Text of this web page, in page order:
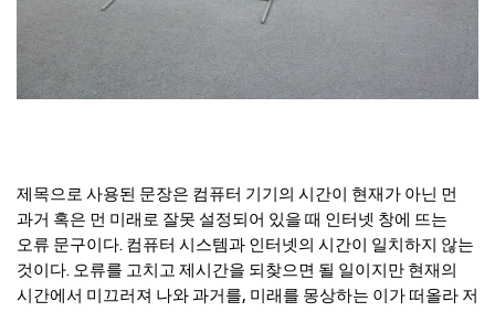
제목으로 사용된 문장은 컴퓨터 기기의 시간이 현재가 아닌 먼
과거 혹은 먼 미래로 잘못 설정되어 있을 때 인터넷 창에 뜨는
오류 문구이다. 컴퓨터 시스템과 인터넷의 시간이 일치하지 않는
것이다. 오류를 고치고 제시간을 되찾으면 될 일이지만 현재의
시간에서 미끄러져 나와 과거를, 미래를 몽상하는 이가 떠올라 저